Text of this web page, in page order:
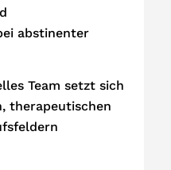
abstinenter
Team setzt sich
therapeutischen